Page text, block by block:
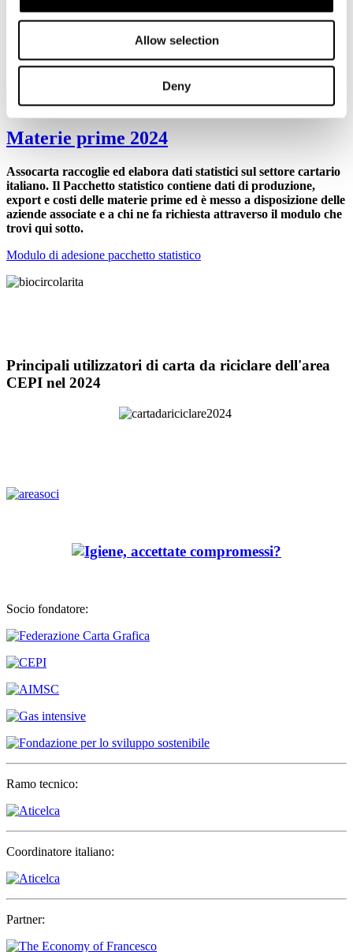
Allow selection
Deny
Sei qui:
Materie prime
Materie prime 2024
Assocarta raccoglie ed elabora dati statistici sul settore cartario
italiano. Il Pacchetto statistico contiene dati di produzione,
export e costi delle materie prime ed è messo a disposizione delle
aziende associate e a chi ne fa richiesta attraverso il modulo che
trovi qui sotto.
Modulo di adesione pacchetto statistico
Principali utilizzatori di carta da riciclare dell'area
CEPI nel 2024
Socio fondatore:
Ramo tecnico:
Coordinatore italiano:
Partner: